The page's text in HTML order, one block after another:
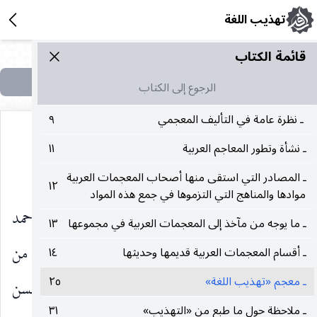
تهذيب اللغة
قائمة الکتاب
الرجوع إلى الكتاب
ـ نظرة عامة في التأليف المعجمي
٩
ـ نشأة وتطور المعاجم العربية
١١
ـ المصادر التي استقى منها أصحاب المعجمات العربية
موادها والمناهج التي التزموها في جمع هذه المواد
١٢
ـ ما يوجه من مآخذ إلى المعجمات العربية في مجموعها ١٣
ـ أقسام المعجمات العربية قديمها وحديثها
١٤
ـ معجم «تهذيب اللغة»
٢٥
ـ ملاحظة حول ما طبع من «التهذيب»
٣١
معجم تهذيب اللغة(١)
إن كتاب «تهذيب اللغة» لأبي منصور محمد بن أحمد
بن الأزهر الأزهري اللغوي ، (٢٨٢ ه‍ ـ ٣٧٠ ه‍) ، يعد من
أوثق المعاجم اللغوية في تاريخ المعجم العربي. ومن حسن